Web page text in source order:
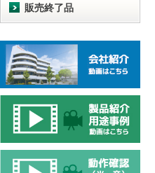
販売終了品